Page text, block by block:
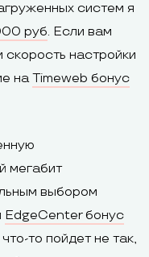
систем я
руб. Если вам
скорость настройки
наTimeweb бонус
мегабит
выбором
EdgeCenter бонус
то пойдет не так,